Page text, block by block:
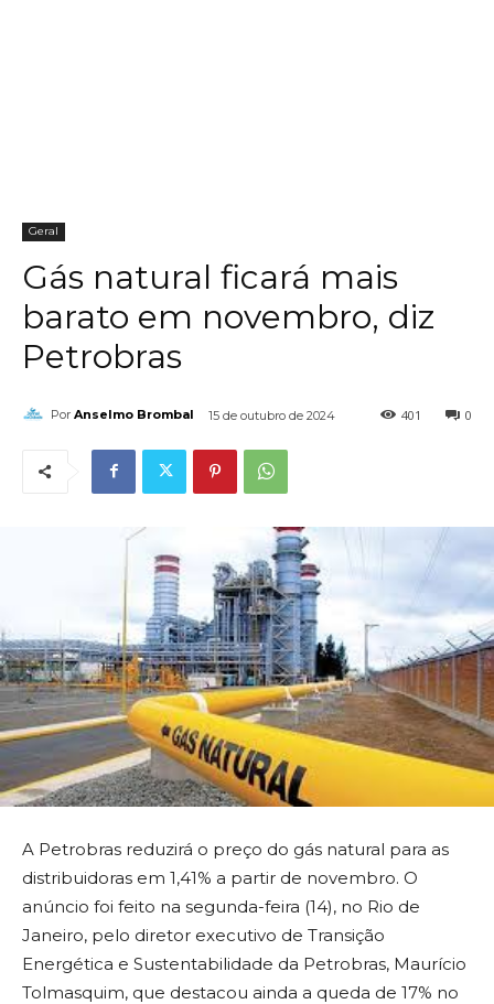
Geral
Gás natural ficará mais
barato em novembro, diz
Petrobras
Por Anselmo Brombal 15 de outubro de 2024 0
401
A Petrobras reduzirá o preço do gás natural para as
distribuidoras em 1,41% a partir de novembro. O
anúncio foi feito na segunda-feira (14), no Rio de
Janeiro, pelo diretor executivo de Transição
Energética e Sustentabilidade da Petrobras, Maurício
Tolmasquim, que destacou ainda a queda de 17% no